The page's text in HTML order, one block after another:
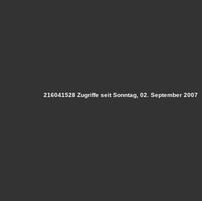
216041528 Zugriffe seit Sonntag, 02. September 2007